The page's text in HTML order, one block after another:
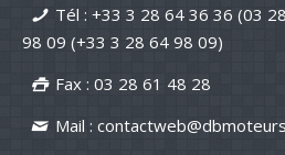
26-Jan-2026
DB Moteurs vous souhaite une
projets motorisés !
Tél : +33 3 28 64 36 36 (03
98 09 (+33 3 28 64 98 09)
Fax : 03 28 61 48 28
Mail :